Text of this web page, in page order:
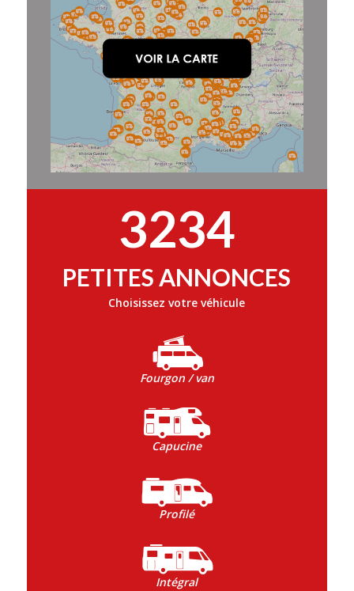
3234
PETITES ANNONCES
Choisissez votre véhicule
Fourgon / van
Capucine
Profilé
Intégral